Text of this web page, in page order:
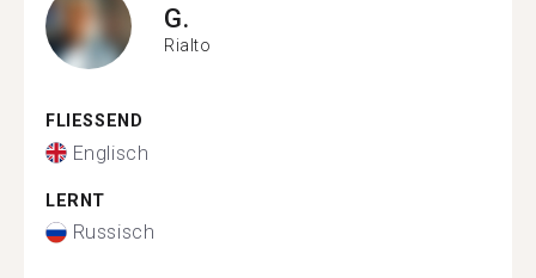
G.
Rialto
FLIESSEND
Englisch
LERNT
Russisch